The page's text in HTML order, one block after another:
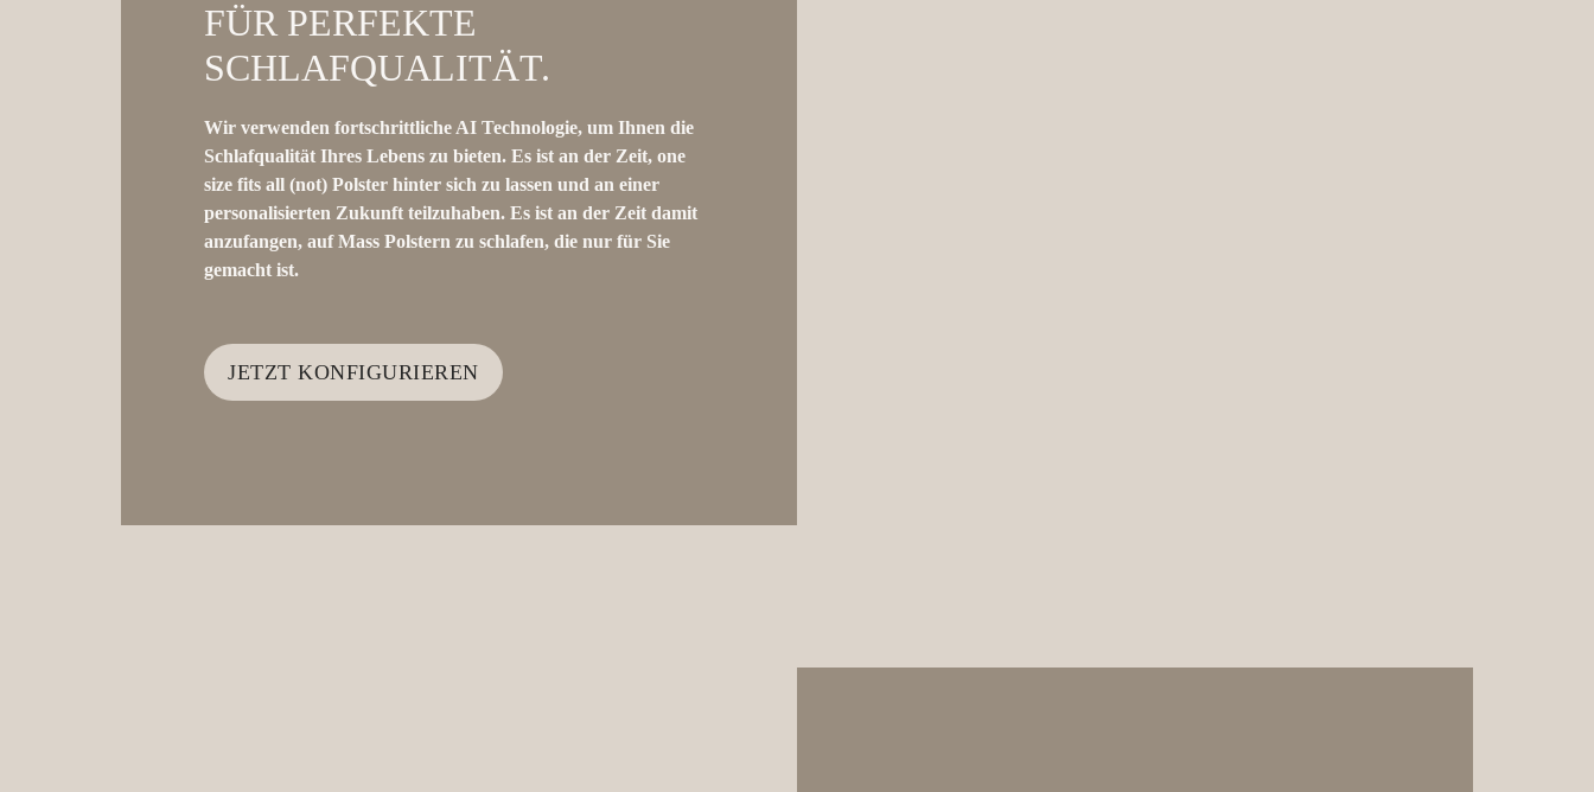
FÜR PERFEKTE
SCHLAFQUALITÄT.
Wir verwenden fortschrittliche AI Technologie, um Ihnen die
Schlafqualität Ihres Lebens zu bieten. Es ist an der Zeit, one
size fits all (not) Polster hinter sich zu lassen und an einer
personalisierten Zukunft teilzuhaben. Es ist an der Zeit damit
anzufangen, auf Mass Polstern zu schlafen, die nur für Sie
gemacht ist.
JETZT KONFIGURIEREN